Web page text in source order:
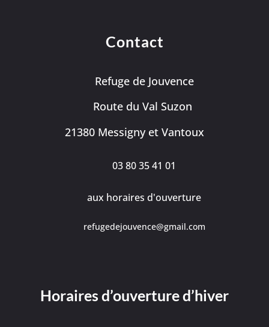
Contact
Refuge de Jouvence
Route du Val Suzon
21380 Messigny et Vantoux
03 80 35 41 01
aux horaires d'ouverture
refugedejouvence@gmail.com
Horaires d’ouverture d’hiver